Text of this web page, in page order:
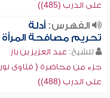
على الدرب (485))
الفهرس:أدلة
تحريم مصافحة المرأة
للشيخ: عبد العزيز بن باز
جزء من محاضرة ( فتاوى نور
على الدرب (488))